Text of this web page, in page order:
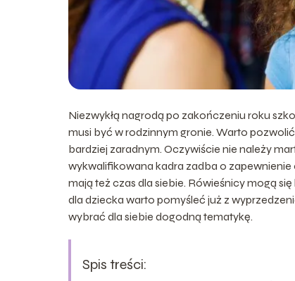
Niezwykłą nagrodą po zakończeniu roku
musi być w rodzinnym gronie. Warto
bardziej zaradnym. Oczywiście nie należy
wykwalifikowana kadra zadba o
mają też czas dla siebie. Rówieśnicy mogą
dla dziecka warto pomyśleć już z
wybrać dla siebie dogodną tematykę.
Spis treści: